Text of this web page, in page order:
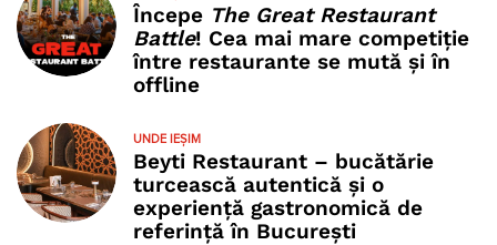
Începe The Great Restaurant
Battle! Cea mai mare competiție
între restaurante se mută și în
offline
UNDE IEȘIM
Beyti Restaurant – bucătărie
turcească autentică și o
experiență gastronomică de
referință în București